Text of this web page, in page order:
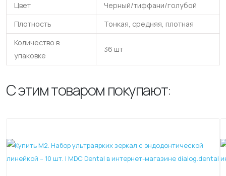
Цвет
Черный/тиффани/голубой
Плотность
Тонкая, средняя, плотная
Количество в
упаковке
36 шт
С этим товаром покупают: